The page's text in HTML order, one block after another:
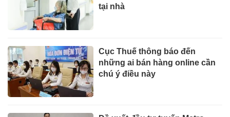
tại nhà
Cục Thuế thông báo đến
những ai bán hàng online cần
chú ý điều này